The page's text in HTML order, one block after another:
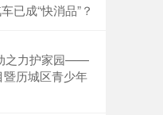
已成“快消品”？
之力护家园——
历城区青少年